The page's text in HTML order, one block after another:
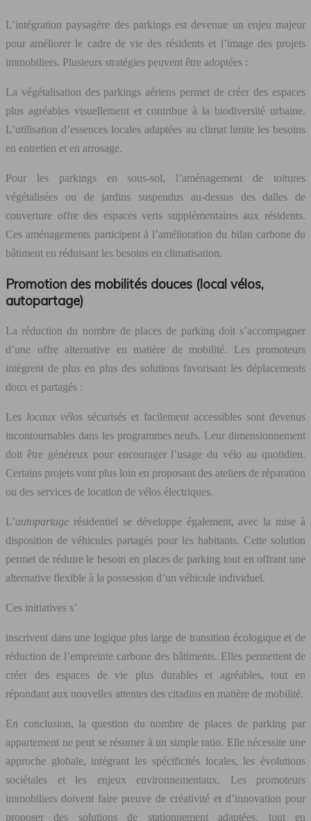
L’intégration paysagère des parkings est devenue un enjeu majeur
pour améliorer le cadre de vie des résidents et l’image des projets
immobiliers. Plusieurs stratégies peuvent être adoptées :
La végétalisation des parkings aériens permet de créer des espaces
plus agréables visuellement et contribue à la biodiversité urbaine.
L’utilisation d’essences locales adaptées au climat limite les besoins
en entretien et en arrosage.
Pour les parkings en sous-sol, l’aménagement de toitures
végétalisées ou de jardins suspendus au-dessus des dalles de
couverture offre des espaces verts supplémentaires aux résidents.
Ces aménagements participent à l’amélioration du bilan carbone du
bâtiment en réduisant les besoins en climatisation.
Promotion des mobilités douces (local vélos,
autopartage)
La réduction du nombre de places de parking doit s’accompagner
d’une offre alternative en matière de mobilité. Les promoteurs
intègrent de plus en plus des solutions favorisant les déplacements
doux et partagés :
Les locaux vélos sécurisés et facilement accessibles sont devenus
incontournables dans les programmes neufs. Leur dimensionnement
doit être généreux pour encourager l’usage du vélo au quotidien.
Certains projets vont plus loin en proposant des ateliers de réparation
ou des services de location de vélos électriques.
L’autopartage résidentiel se développe également, avec la mise à
disposition de véhicules partagés pour les habitants. Cette solution
permet de réduire le besoin en places de parking tout en offrant une
alternative flexible à la possession d’un véhicule individuel.
Ces initiatives s’
inscrivent dans une logique plus large de transition écologique et de
réduction de l’empreinte carbone des bâtiments. Elles permettent de
créer des espaces de vie plus durables et agréables, tout en
répondant aux nouvelles attentes des citadins en matière de mobilité.
En conclusion, la question du nombre de places de parking par
appartement ne peut se résumer à un simple ratio. Elle nécessite une
approche globale, intégrant les spécificités locales, les évolutions
sociétales et les enjeux environnementaux. Les promoteurs
immobiliers doivent faire preuve de créativité et d’innovation pour
proposer des solutions de stationnement adaptées, tout en